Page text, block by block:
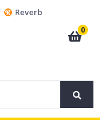
Reverb
0